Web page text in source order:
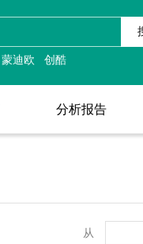
蒙迪欧 创酷
分析报告
从